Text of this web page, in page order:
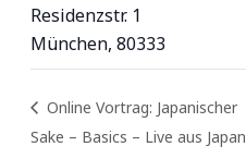
Residenzstr. 1
München, 80333
Online Vortrag: Japanischer
Sake – Basics – Live aus Japan